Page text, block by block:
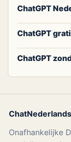
ChatGPT
ChatGPT
ChatGPT
Onafhankelijke